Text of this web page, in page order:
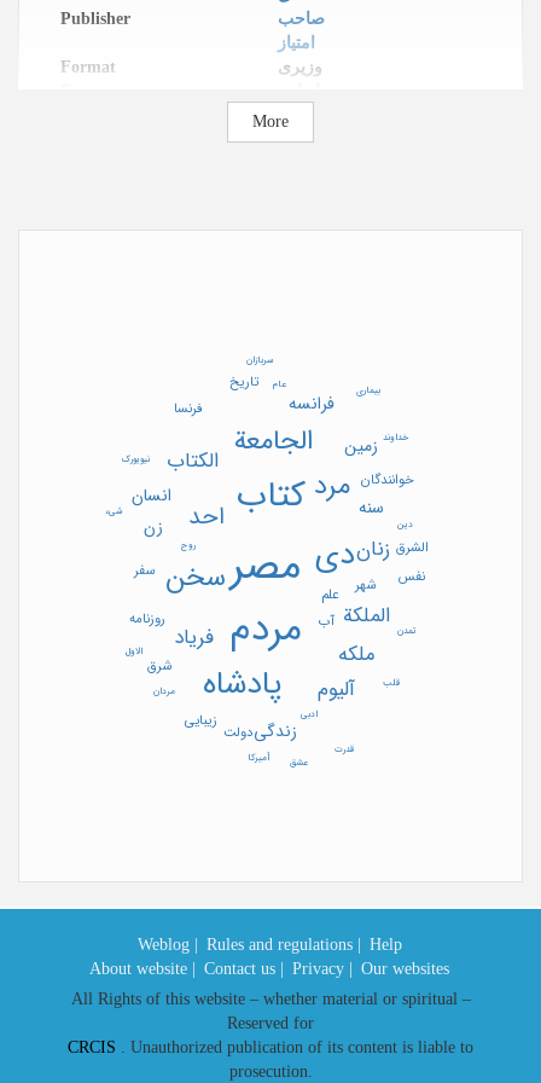
Publisher
صاحب
امتیاز
Format
وزیری
https://digi
tale-
n/urn:nbn:
More
مصر
مردم
کتاب
پادشاه
دی
سخن
الجامعة
مرد
احد
الملکة
فریاد
ملکه
الکتاب
آلیوم
زنان
زمین
سنه
انسان
زن
زندگی
فرانسه
علم
روزنامه
خوانندگان
شهر
فرنسا
سفر
زیبایی
شرق
دولت
تاریخ
آب
الشرق
نفس
أميركا
روح
نیویورک
ادبی
خداوند
دین
عام
مردان
عشق
سربازان
شیء
تمدن
بیماری
الاول
قدرت
قلب
Weblog | Rules and regulations |
Help
About website |
Contact us | Privacy |
Our websites
All Rights of this website – whether material or spiritual –
Reserved for
CRCIS . Unauthorized publication of its content is liable to
prosecution.